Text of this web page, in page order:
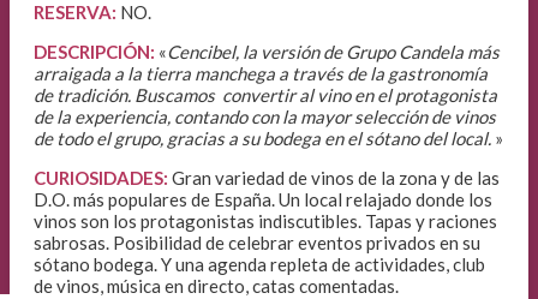
RESERVA: NO.
DESCRIPCIÓN: «Cencibel, la versión de Grupo Candela más
arraigada a la tierra manchega a través de la gastronomía
de tradición. Buscamos convertir al vino en el protagonista
de la experiencia, contando con la mayor selección de vinos
de todo el grupo, gracias a su bodega en el sótano del local. »
CURIOSIDADES: Gran variedad de vinos de la zona y de las
D.O. más populares de España. Un local relajado donde los
vinos son los protagonistas indiscutibles. Tapas y raciones
sabrosas. Posibilidad de celebrar eventos privados en su
sótano bodega. Y una agenda repleta de actividades, club
de vinos, música en directo, catas comentadas.